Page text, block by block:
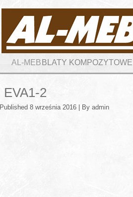
AL-MEB BLATY KOMPOZYTOWE
EVA1-2
Published 8 września 2016 By admin